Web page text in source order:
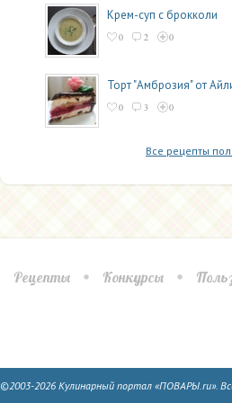
Крем-суп с брокколи
0 2 0
Торт "Амброзия" от
0 3 0
Все рецепты
Рецепты Конкурсы
©2003-2026 Кулинарный портал «ПОВАРЫ.ru».